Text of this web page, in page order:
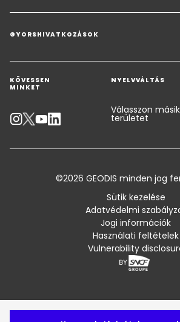
Szállítási szolgáltatások
Teherszállítási megoldások
Raktározás és értéknövelő logisztikai
Ipari megoldások
GYORSHIVATKOZÁSOK
Kérjen árajánlatot
Kapcsolatfelvétel egy szakértővel
Kibocsátás kalkulátor
Általános kereskedelmi feltételek és
KÖVESSEN
MINKET
NYELVVÁLTÁS
Válasszon
területet
©2026 GEODIS minden jog
Sütik kezelése
Adatvédelmi
Jogi információk
Használati feltételek
Vulnerability